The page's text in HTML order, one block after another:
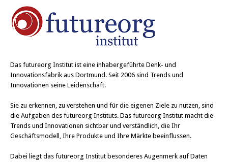
Das futureorg Institut ist eine inhabergeführte Denk- und
Innovationsfabrik aus Dortmund. Seit 2006 sind Trends und
Innovationen seine Leidenschaft.
Sie zu erkennen, zu verstehen und für die eigenen Ziele zu nutzen, sind
die Aufgaben des futureorg Instituts. Das futureorg Institut macht die
Trends und Innovationen sichtbar und verständlich, die Ihr
Geschäftsmodell, Ihre Produkte und Ihre Märkte beeinflussen.
Dabei liegt das futureorg Institut besonderes Augenmerk auf Daten